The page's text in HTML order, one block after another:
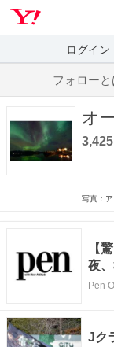
ログイン
フォローと
オ
3,425
写真：ア
【
夜
そ
Pen
Jク